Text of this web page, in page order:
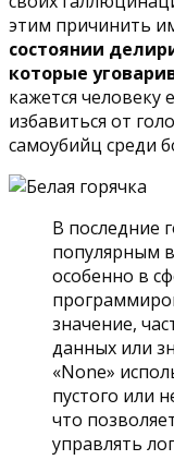
этим причинить
состоянии
которые
кажется человеку
избавиться от
самоубийц среди
В последние
популярным
особенно в
значение,
данных или
«None»
пустого или
что
управлять